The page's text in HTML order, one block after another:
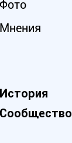
Фото
Мнения
История
Сообщество